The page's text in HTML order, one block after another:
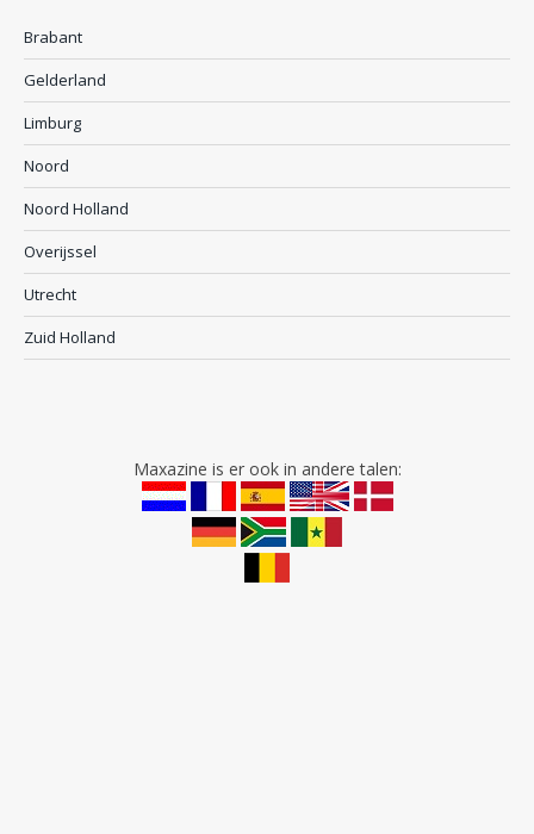
Brabant
Gelderland
Limburg
Noord
Noord Holland
Overijssel
Utrecht
Zuid Holland
Maxazine is er ook in andere talen: